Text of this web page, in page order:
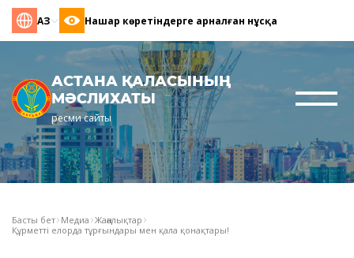
ҚАЗ Нашар көретіндерге арналған нұсқа
АСТАНА ҚАЛАСЫНЫҢ
МӘСЛИХАТЫ
ресми сайты
Басты бет Медиа Жаңалықтар
Құрметті елорда тұрғындары мен қала қонақтары!